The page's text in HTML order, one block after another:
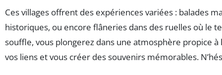
Ces villages offrent des expériences variées : balades
historiques, ou encore flâneries dans des ruelles où le
souffle, vous plongerez dans une atmosphère propice
vos liens et vous créer des souvenirs mémorables.